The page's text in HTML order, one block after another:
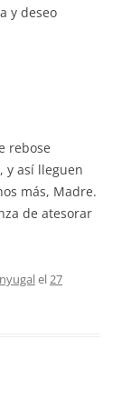
y deseo
rebose
y así lleguen
más, Madre.
de atesorar
el27